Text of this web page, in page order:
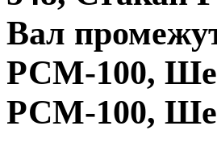
Вал
РСМ-100,
РСМ-100,